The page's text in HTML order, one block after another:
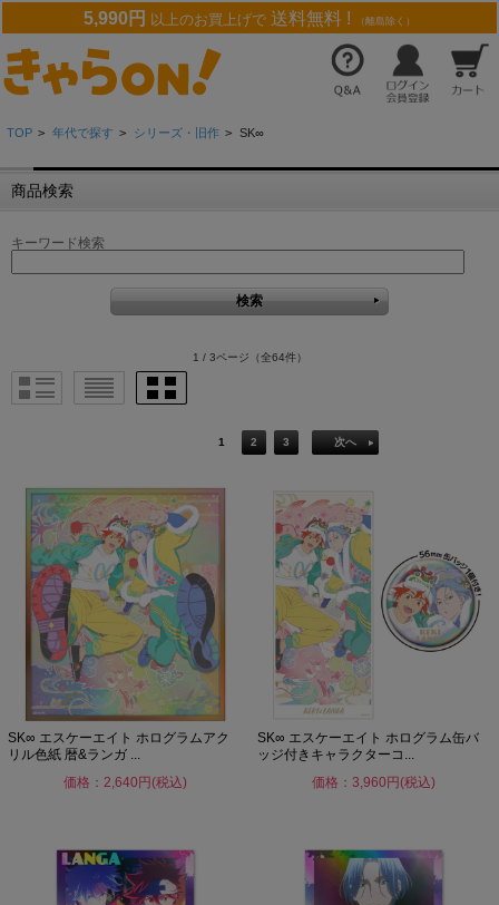
5,990円 以上のお買上げで 送料無料 ! （離島除く）
TOP > 年代で探す > シリーズ・旧作 > SK∞
商品検索
キーワード検索
1 / 3ページ （全64件）
1 2 3 次へ
SK∞ エスケーエイト ホログラムアク
リル色紙 暦&ランガ ...
価格：2,640円(税込)
SK∞ エスケーエイト ホログラム缶バ
ッジ付きキャラクターコ...
価格：3,960円(税込)